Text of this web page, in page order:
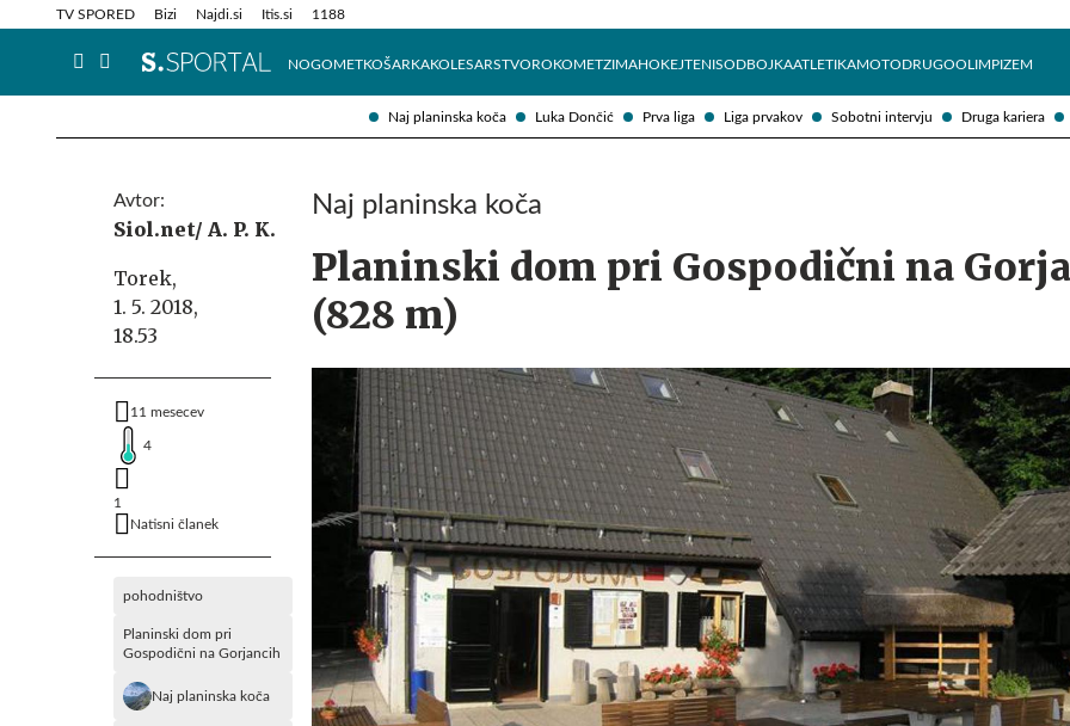
Naj planinska koča Luka Dončić Prva liga Liga prvakov Sobotni intervju Druga kariera
TV SPORED Bizi Najdi.si Itis.si 1188
NOGOMETKOŠARKAKOLESARSTVOROKOMETZIMAHOKEJTENISODBOJKAATLETIKAMOTODRUGOOLIMPIZEM
Info in obvestila Tehnik
Avtor:
Siol.net/ A. P. K.
Torek,
1. 5. 2018,
18.53
11 mesecev
4
1
Natisni članek
pohodništvo
Planinski dom pri
Gospodični na Gorjancih
Naj planinska koča
Naj planinska koča
Planinski dom pri Gospodični na
(828 m)